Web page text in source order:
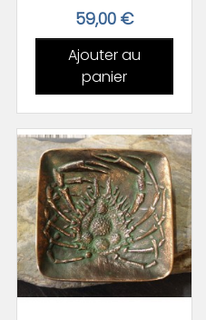
Prix
59,00 €
Ajouter au
panier